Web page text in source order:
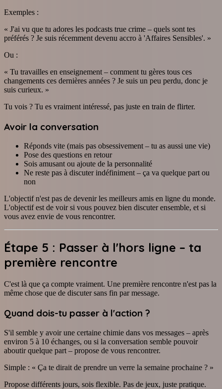
Exemples :
« J'ai vu que tu adores les podcasts true crime – quels sont tes
préférés ? Je suis récemment devenu accro à 'Affaires Sensibles'. »
Ou :
« Tu travailles en enseignement – comment tu gères tous ces
changements ces dernières années ? Je suis un peu perdu, donc je
suis curieux. »
Tu vois ? Tu es vraiment intéressé, pas juste en train de flirter.
Avoir la conversation
Réponds vite (mais pas obsessivement – tu as aussi une vie)
Pose des questions en retour
Sois amusant ou ajoute de la personnalité
Ne reste pas à discuter indéfiniment – ça va quelque part ou
non
L'objectif n'est pas de devenir les meilleurs amis en ligne du monde.
L'objectif est de voir si vous pouvez bien discuter ensemble, et si
vous avez envie de vous rencontrer.
Étape 5 : Passer à l'hors ligne – ta
première rencontre
C'est là que ça compte vraiment. Une première rencontre n'est pas la
même chose que de discuter sans fin par message.
Quand dois-tu passer à l'action ?
S'il semble y avoir une certaine chimie dans vos messages – après
environ 5 à 10 échanges, ou si la conversation semble pouvoir
aboutir quelque part – propose de vous rencontrer.
Simple : « Ça te dirait de prendre un verre la semaine prochaine ? »
Propose différents jours, sois flexible. Pas de jeux, juste pratique.